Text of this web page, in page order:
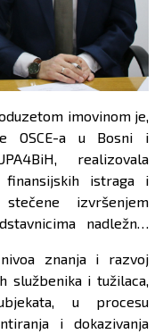
imovinom je,
OSCE-a u Bosni i
realizovala
istraga i
izvršenjem
nadležnih
znanja i razvoj
službenika i tužilaca,
u procesu
i dokazivanja